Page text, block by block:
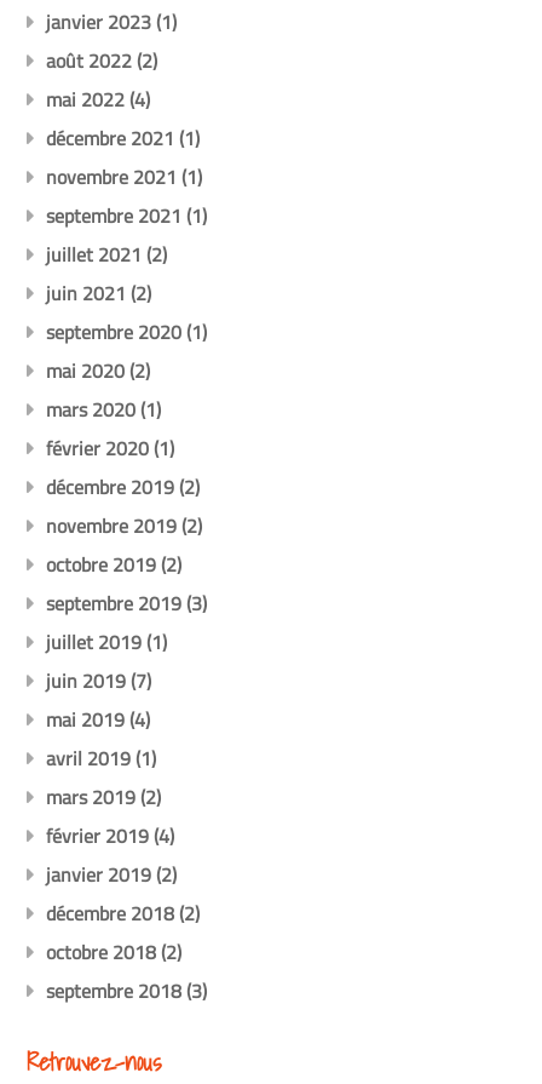
janvier 2023(1)
août 2022(2)
mai 2022(4)
décembre 2021 (1)
novembre 2021 (1)
septembre 2021 (1)
juillet 2021 (2)
juin 2021 (2)
septembre 2020(1)
mai 2020(2)
mars 2020(1)
février 2020(1)
décembre 2019(2)
novembre 2019(2)
octobre 2019(2)
septembre 2019(3)
juillet 2019(1)
juin 2019(7)
mai 2019(4)
avril 2019(1)
mars 2019(2)
février 2019(4)
janvier 2019(2)
décembre 2018(2)
octobre 2018(2)
septembre 2018(3)
Retrouvez-nous